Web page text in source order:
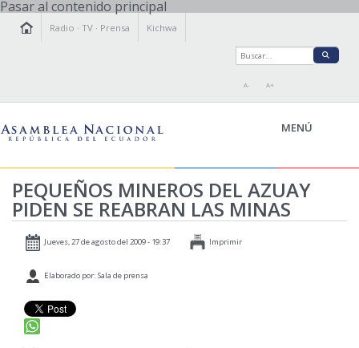
Pasar al contenido principal
Radio ·TV · Prensa Kichwa
A- A+
MENÚ
LA ASAMBLEA
LEGISLAMOS
TRANSPARENCIA
PARTICIPACIÓN
RELACIONES INTERNACIONALES
PEQUEÑOS MINEROS DEL AZUAY
PIDEN SE REABRAN LAS MINAS
Jueves, 27 de agosto del 2009 - 19:37 Imprimir
Elaborado por: Sala de prensa